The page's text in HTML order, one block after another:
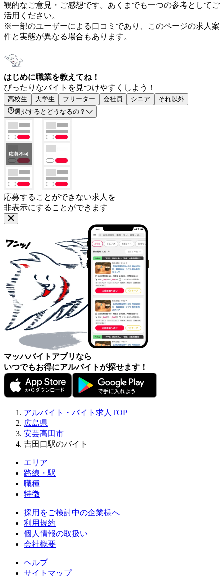
観的なご意見・ご感想です。あくまでも一つの参考としてご
活用ください。
※一部のユーザーによる口コミであり、このページの求人案
件と実態が異なる場合もあります。
はじめに職業を教えてね！
ぴったりなバイトを見つけやすくしよう！
高校生 大学生 フリーター 会社員 シニア
それ以外
選択するとどうなるの？
応募することができない求人を
非表示にすることができます
マッハバイトアプリなら
いつでもお得にアルバイトが探せます！
アルバイト・バイト求人TOP
広島県
安芸高田市
吉田口駅のバイト
エリア
路線・駅
職種
特徴
採用をご検討中の企業様へ
利用規約
個人情報の取扱い
会社概要
ヘルプ
サイトマップ